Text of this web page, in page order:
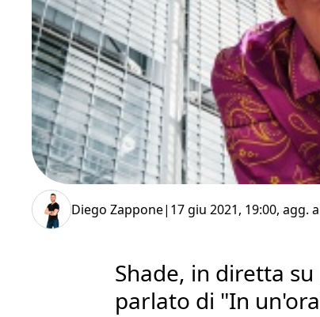
Diego Zappone| 17 giu 2021, 19:00, agg.
Shade, in diretta su
parlato di "In